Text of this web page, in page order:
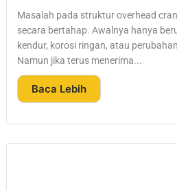
Masalah pada struktur overhead
secara bertahap. Awalnya hanya
kendur, korosi ringan, atau
Namun jika terus menerima...
Baca Lebih